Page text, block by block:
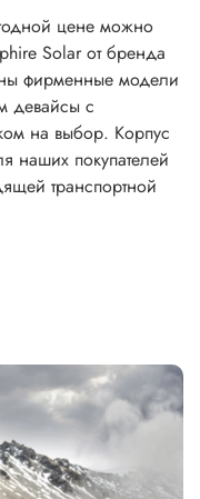
цене можно
Solar от бренда
фирменные модели
девайсы с
на выбор. Корпус
наших покупателей
транспортной